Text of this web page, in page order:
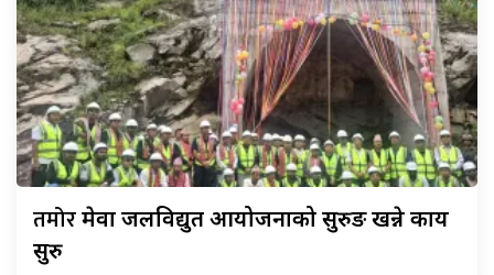
तमोरमेवा जलविद्युत आयोजनाको सुरुङ खन्ने कार्य
सुरु